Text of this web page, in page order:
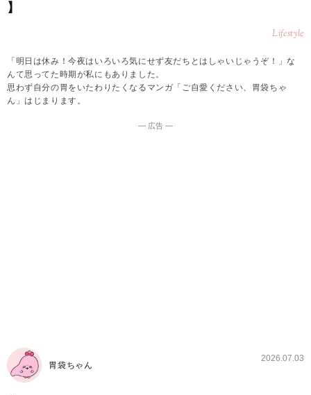
】
Lifestyle
「明日は休み！今夜はいろいろ気にせず友だちとはしゃいじゃうぞ！」な
んて思ってた時期が私にもありました。
思わず自分の胃をいたわりたくなるマンガ「ご自愛ください、胃袋ちゃ
ん」はじまります。
― 広告 ―
胃袋ちゃん
2026.07.03